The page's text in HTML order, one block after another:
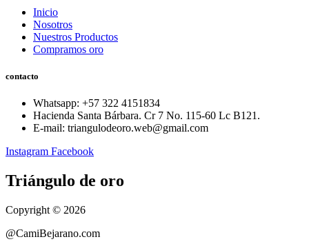
Inicio
Nosotros
Nuestros Productos
Compramos oro
contacto
Whatsapp: ‪+57 322 4151834‬
Hacienda Santa Bárbara. Cr 7 No. 115-60 Lc B121.
E-mail: triangulodeoro.web@gmail.com
Instagram Facebook
Triángulo de oro
Copyright © 2026
@CamiBejarano.com